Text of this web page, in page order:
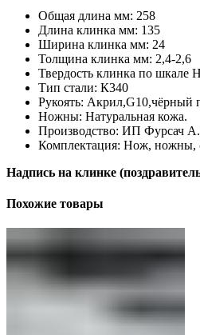
Общая длина мм: 258
Длина клинка мм: 135
Ширина клинка мм: 24
Толщина клинка мм: 2,4-2,6
Твердость клинка по шкале
Тип стали: К340
Рукоять: Акрил,G10,чёрный
Ножны: Натуральная кожа.
Производство: ИП Фурсач
Комплектация: Нож, ножны,
Надпись на клинке
Похожие товары